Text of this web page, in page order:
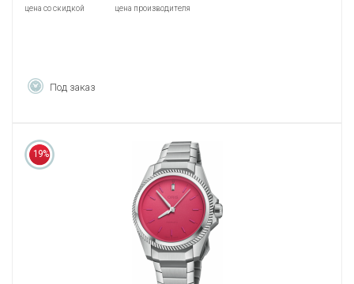
цена со скидкой цена производителя
Под заказ
19%